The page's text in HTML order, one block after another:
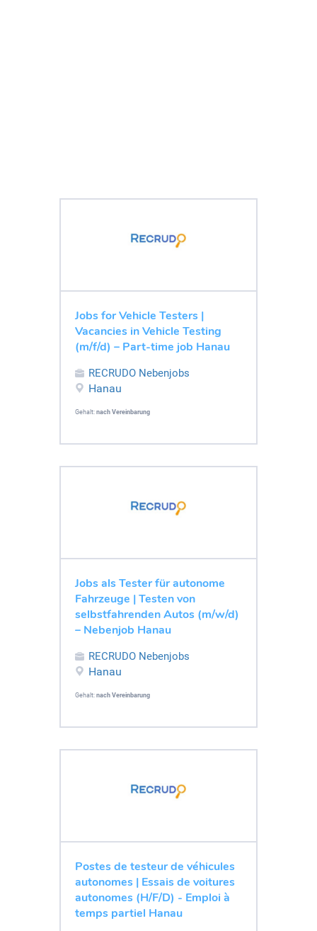
Jobs for Vehicle Testers |
Vacancies in Vehicle Testing
(m/f/d) – Part-time job Hanau
RECRUDO Nebenjobs
Hanau
Gehalt: nach Vereinbarung
Jobs als Tester für autonome
Fahrzeuge | Testen von
selbstfahrenden Autos (m/w/d)
– Nebenjob Hanau
RECRUDO Nebenjobs
Hanau
Gehalt: nach Vereinbarung
Postes de testeur de véhicules
autonomes | Essais de voitures
autonomes (H/F/D) - Emploi à
temps partiel Hanau